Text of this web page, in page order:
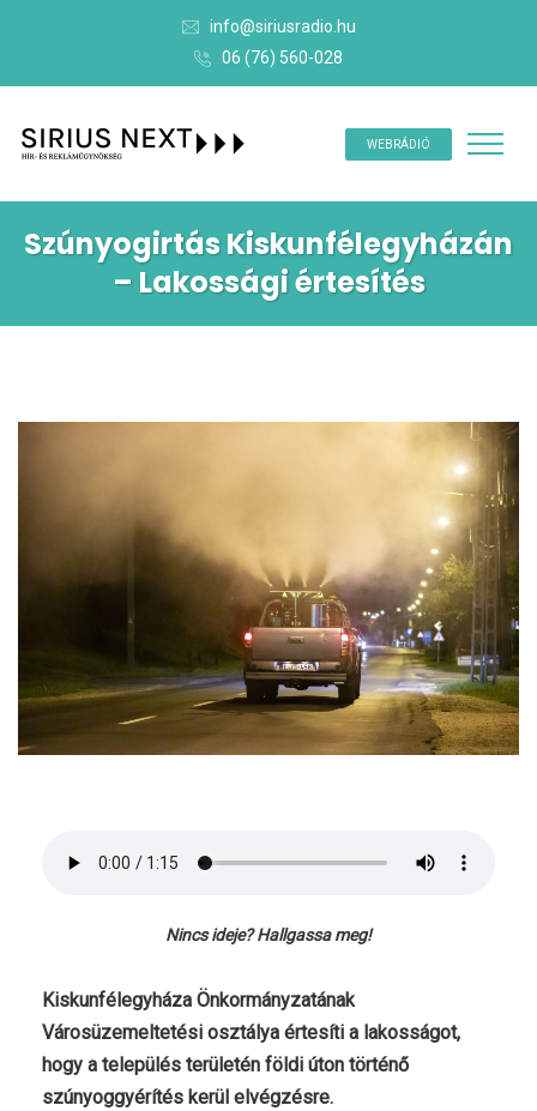
info@siriusradio.hu
06 (76) 560-028
WEBRÁDIÓ
Szúnyogirtás Kiskunfélegyházán
– Lakossági értesítés
Nincs ideje? Hallgassa meg!
Kiskunfélegyháza Önkormányzatának
Városüzemeltetési osztálya értesíti a lakosságot,
hogy a település területén földi úton történő
szúnyoggyérítés kerül elvégzésre.